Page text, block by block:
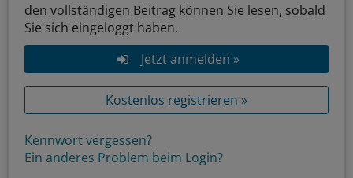
den vollständigen Beitrag können Sie lesen, sobald
Sie sich eingeloggt haben.
Jetzt anmelden »
Kostenlos registrieren »
Kennwort vergessen?
Ein anderes Problem beim Login?